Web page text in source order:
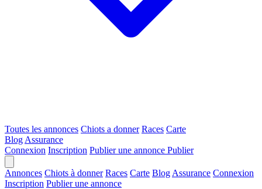
Toutes les annonces Chiots a donner Races Carte
Blog Assurance
Connexion Inscription Publier une annonce Publier
Annonces Chiots à donner Races Carte Blog Assurance Connexion
Inscription Publier une annonce